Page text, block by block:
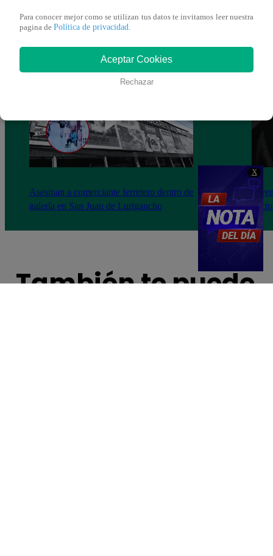
X
Asesinan a comerciante ferretero dentro de
galería en San Juan de Lurigancho
También te puede
Para conocer mejor como se utilizan tus datos te invitamos leer nuestra
pagina de Política de privacidad
Aceptar Cookies
Rechazar